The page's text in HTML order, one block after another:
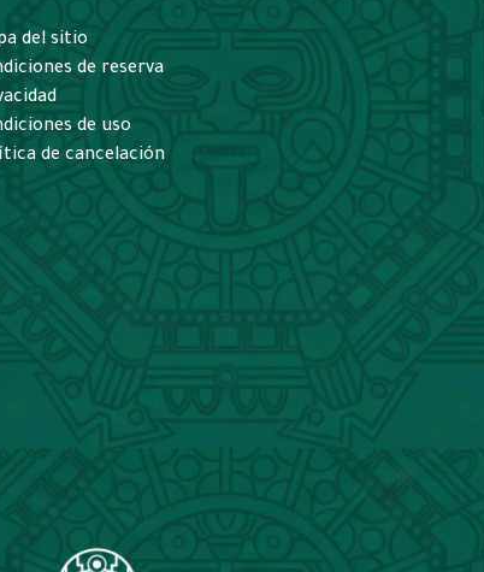
del sitio
de reserva
de uso
de cancelación